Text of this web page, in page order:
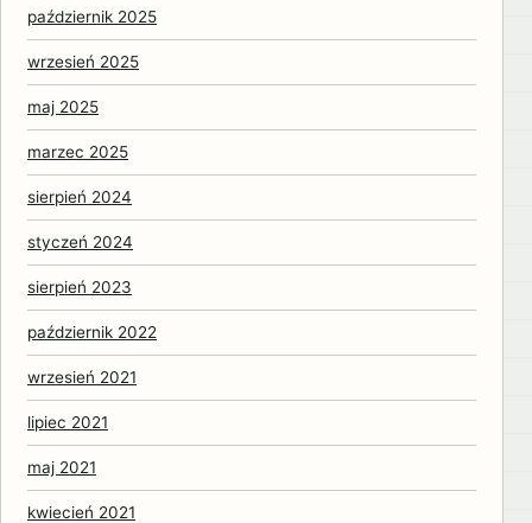
październik 2025
wrzesień 2025
maj 2025
marzec 2025
sierpień 2024
styczeń 2024
sierpień 2023
październik 2022
wrzesień 2021
lipiec 2021
maj 2021
kwiecień 2021